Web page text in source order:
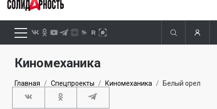
Киномеханика
Главная Спецпроекты Киномеханика Белый орел